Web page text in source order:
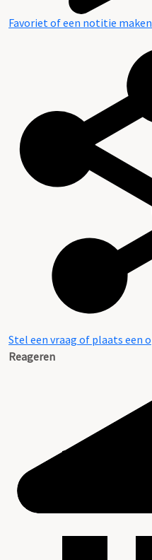
Favoriet of een notitie maken
Stel een vraag of plaats een
Reageren